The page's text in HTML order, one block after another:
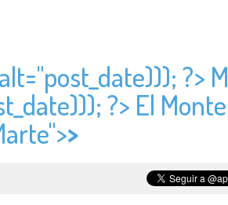
post_date))); ?>
?> El Monte
>